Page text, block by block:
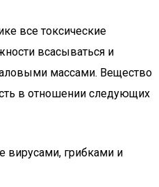
все токсические
всасываться и
массами. Вещество
в отношении следующих
вирусами, грибками и